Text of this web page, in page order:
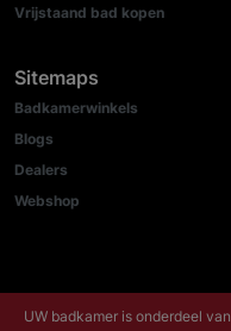
Vrijstaand bad kopen
Sitemaps
Badkamerwinkels
Blogs
Dealers
Webshop
UW badkamer is onderdeel van